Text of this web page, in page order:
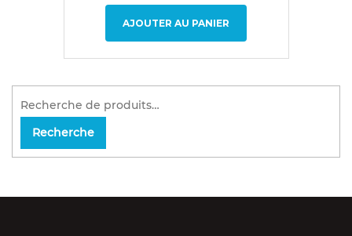
AJOUTER AU PANIER
Recherche